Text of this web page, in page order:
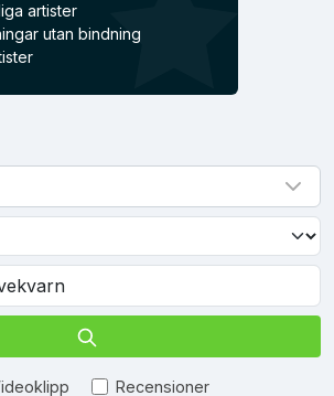
artister
utan bindning
Recensioner